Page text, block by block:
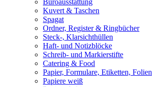
Büroausstattung
Kuvert & Taschen
Spagat
Ordner, Register & Ringbücher
Steck-, Klarsichthüllen
Haft- und Notizblöcke
Schreib- und Markierstifte
Catering & Food
Papier, Formulare, Etiketten, Folien
Papiere weiß